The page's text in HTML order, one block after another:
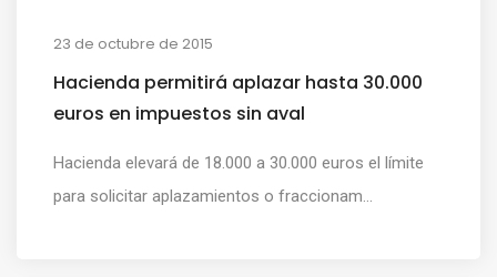
23 de octubre de 2015
Hacienda permitirá aplazar hasta 30.000
euros en impuestos sin aval
Hacienda elevará de 18.000 a 30.000 euros el límite
para solicitar aplazamientos o fraccionam...